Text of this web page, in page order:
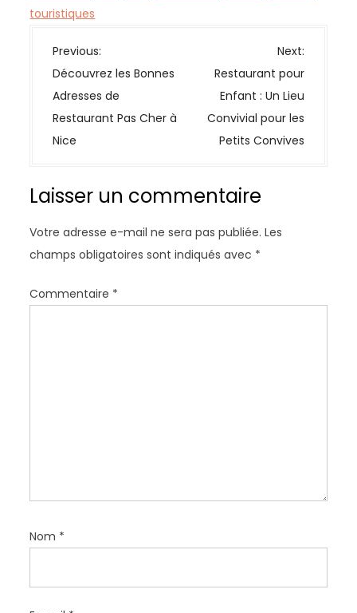
touristiques
N
a
v
i
g
i
n
d
e
l
Previous:
Découvrez les Bonnes
Adresses de
Restaurant Pas Cher à
Nice
Next:
Restaurant pour
Enfant : Un Lieu
Convivial pour les
Petits Convives
Laisser un commentaire
Votre adresse e-mail ne sera pas publiée. Les
champs obligatoires sont indiqués avec *
Commentaire *
Nom *